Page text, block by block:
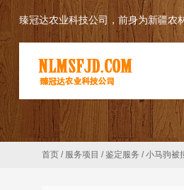
臻冠达农业科技公司，前身为新疆农
首页 / 服务项目 /鉴定服务 /小马驹被